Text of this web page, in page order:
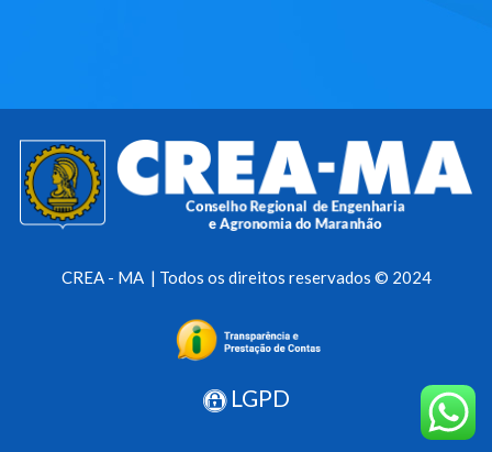
CREA - MA | Todos os direitos reservados © 2024
LGPD